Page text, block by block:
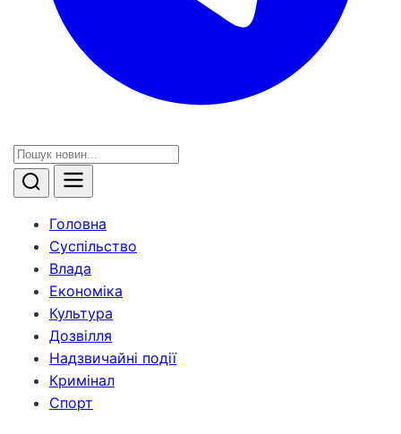
Головна
Суспільство
Влада
Економіка
Культура
Дозвілля
Надзвичайні події
Кримінал
Спорт